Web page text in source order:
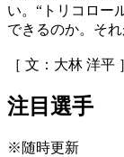
い。“トリコロー
できるのか。そ
［ 文：大林 洋平
注目選手
※随時更新